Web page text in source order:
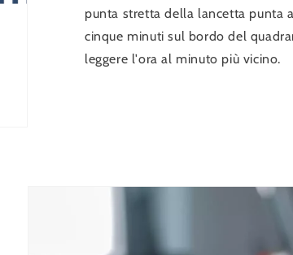
punta stretta della lancetta punta
cinque minuti sul bordo del
leggere l'ora al minuto più vicino.